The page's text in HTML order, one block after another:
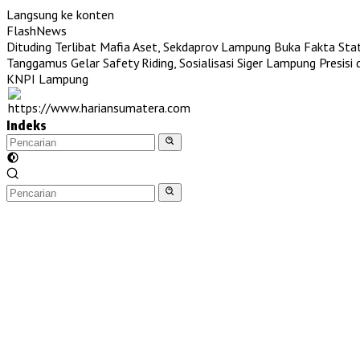
Langsung ke konten
FlashNews
Dituding Terlibat Mafia Aset, Sekdaprov Lampung Buka Fakta
Tanggamus Gelar Safety Riding, Sosialisasi Siger Lampung Presisi
KNPI Lampung
Indeks